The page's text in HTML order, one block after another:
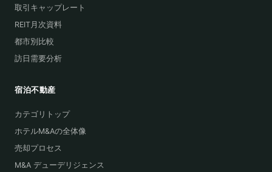
取引キャップレート
REIT月次資料
都市別比較
訪日需要分析
宿泊不動産
カテゴリトップ
ホテルM&Aの全体像
売却プロセス
M&A デューデリジェンス